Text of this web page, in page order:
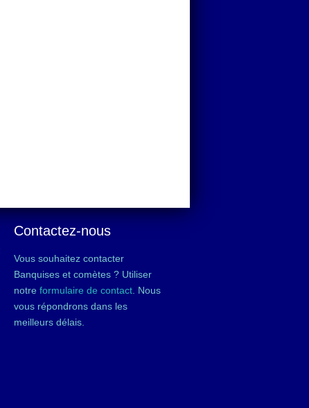
Contactez-nous
Vous souhaitez contacter
Banquises et comètes ? Utiliser
notreformulaire de contact . Nous
vous répondrons dans les
meilleurs délais.